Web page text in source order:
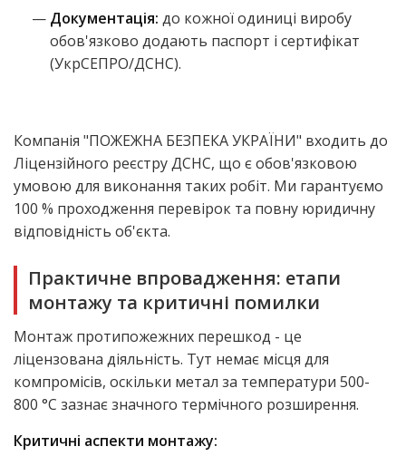
Документація: до кожної одиниці виробу
обов'язково додають паспорт і сертифікат
(УкрСЕПРО/ДСНС).
Компанія "ПОЖЕЖНА БЕЗПЕКА УКРАЇНИ" входить до
Ліцензійного реєстру ДСНС, що є обов'язковою
умовою для виконання таких робіт. Ми гарантуємо
100 % проходження перевірок та повну юридичну
відповідність об'єкта.
Практичне впровадження: етапи
монтажу та критичні помилки
Монтаж протипожежних перешкод - це
ліцензована діяльність. Тут немає місця для
компромісів, оскільки метал за температури 500-
800 °C зазнає значного термічного розширення.
Критичні аспекти монтажу: